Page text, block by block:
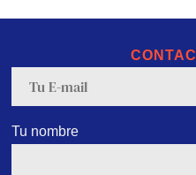
Tu nombre